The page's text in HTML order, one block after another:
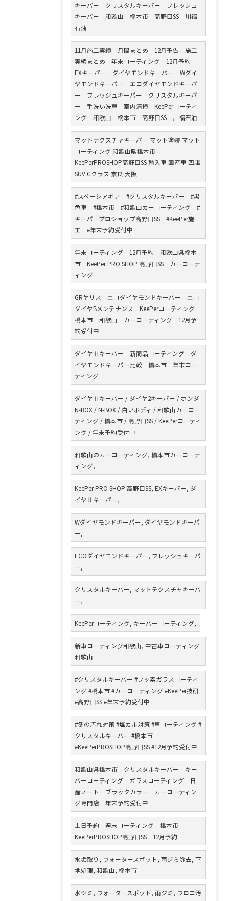
キーパー クリスタルキーパー フレッシュ
キーパー 和歌山 橋本市 高野口SS 川福
石油
11月施工実績 月間まとめ 12月予告 施工
実績まとめ 年末コーティング 12月予約
EXキーパー ダイヤモンドキーパー Wダイ
ヤモンドキーパー エコダイヤモンドキーパ
ー フレッシュキーパー クリスタルキーパ
ー 手洗い洗車 室内清掃 KeePerコーティ
ング 和歌山 橋本市 高野口SS 川福石油
マットテクスチャキーパー マット塗装 マット
コーティング 和歌山県橋本市
KeePerPROSHOP高野口SS 輸入車 国産車 四駆
SUV Gクラス 奈良 大阪
#スペーシアギア #クリスタルキーパー #黒
色車 #橋本市 #和歌山カーコーティング #
キーパープロショップ高野口SS #KeePer施
工 #年末予約受付中
年末コーティング 12月予約 和歌山県橋本
市 KeePer PRO SHOP 高野口SS カーコーテ
ィング
GRヤリス エコダイヤモンドキーパー エコ
ダイヤBメンテナンス KeePerコーティング
橋本市 和歌山 カーコーティング 12月予
約受付中
ダイヤⅡキーパー 新商品コーティング ダ
イヤモンドキーパー比較 橋本市 年末コー
ティング
ダイヤⅡキーパー / ダイヤ2キーパー / ホンダ
N-BOX / N-BOX / 白いボディ / 和歌山カーコー
ティング / 橋本市 / 高野口SS / KeePerコーティ
ング / 年末予約受付中
和歌山のカーコーティング, 橋本市カーコーテ
ィング,
KeePer PRO SHOP 高野口SS, EXキーパー, ダ
イヤⅡキーパー,
Wダイヤモンドキーパー, ダイヤモンドキーパ
ー,
ECOダイヤモンドキーパー, フレッシュキーパ
ー,
クリスタルキーパー, マットテクスチャキーパ
ー,
KeePerコーティング, キーパーコーティング,
新車コーティング和歌山, 中古車コーティング
和歌山
#クリスタルキーパー #フッ素ガラスコーティ
ング #橋本市 #カーコーティング #KeePer技研
#高野口SS #年末予約受付中
#冬の汚れ対策 #塩カル対策 #車コーティング #
クリスタルキーパー #橋本市
#KeePerPROSHOP高野口SS #12月予約受付中
和歌山県橋本市 クリスタルキーパー キー
パーコーティング ガラスコーティング 日
産ノート ブラックカラー カーコーティン
グ専門店 年末予約受付中
土日予約 週末コーティング 橋本市
KeePerPROSHOP高野口SS 12月予約
水垢取り, ウォータースポット, 雨ジミ除去, 下
地処理, 和歌山, 橋本市
水シミ, ウォータースポット, 雨ジミ, ウロコ汚